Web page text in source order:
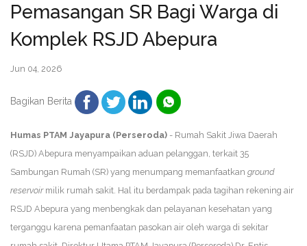
Pemasangan SR Bagi Warga di
Komplek RSJD Abepura
Jun 04, 2026
Bagikan Berita
Humas PTAM Jayapura (Perseroda) - Rumah Sakit Jiwa Daerah
(RSJD) Abepura menyampaikan aduan pelanggan, terkait 35
Sambungan Rumah (SR) yang menumpang memanfaatkan ground
reservoirmilik rumah sakit. Hal itu berdampak pada tagihan rekening air
RSJD Abepura yang menbengkak dan pelayanan kesehatan yang
terganggu karena pemanfaatan pasokan air oleh warga di sekitar